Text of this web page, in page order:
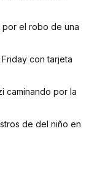
por el robo de una
con tarjeta
caminando por la
de del niño en